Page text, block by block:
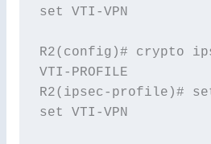
set VTI-VPN
R2(config)# crypto
VTI-PROFILE
R2(ipsec-profile)#
set VTI-VPN